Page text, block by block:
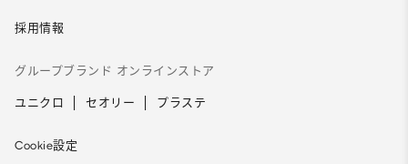
採用情報
グループブランド オンラインストア
ユニクロ セオリー プラステ
Cookie設定